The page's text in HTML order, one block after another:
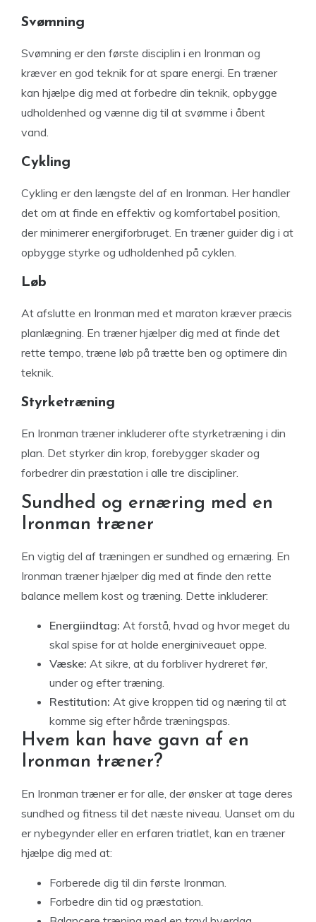
Svømning
Svømning er den første disciplin i en Ironman og
kræver en god teknik for at spare energi. En træner
kan hjælpe dig med at forbedre din teknik, opbygge
udholdenhed og vænne dig til at svømme i åbent
vand.
Cykling
Cykling er den længste del af en Ironman. Her handler
det om at finde en effektiv og komfortabel position,
der minimerer energiforbruget. En træner guider dig i at
opbygge styrke og udholdenhed på cyklen.
Løb
At afslutte en Ironman med et maraton kræver præcis
planlægning. En træner hjælper dig med at finde det
rette tempo, træne løb på trætte ben og optimere din
teknik.
Styrketræning
En Ironman træner inkluderer ofte styrketræning i din
plan. Det styrker din krop, forebygger skader og
forbedrer din præstation i alle tre discipliner.
Sundhed og ernæring med en
Ironman træner
En vigtig del af træningen er sundhed og ernæring. En
Ironman træner hjælper dig med at finde den rette
balance mellem kost og træning. Dette inkluderer:
Energiindtag: At forstå, hvad og hvor meget du
skal spise for at holde energiniveauet oppe.
Væske: At sikre, at du forbliver hydreret før,
under og efter træning.
Restitution: At give kroppen tid og næring til at
komme sig efter hårde træningspas.
Hvem kan have gavn af en
Ironman træner?
En Ironman træner er for alle, der ønsker at tage deres
sundhed og fitness til det næste niveau. Uanset om du
er nybegynder eller en erfaren triatlet, kan en træner
hjælpe dig med at:
Forberede dig til din første Ironman.
Forbedre din tid og præstation.